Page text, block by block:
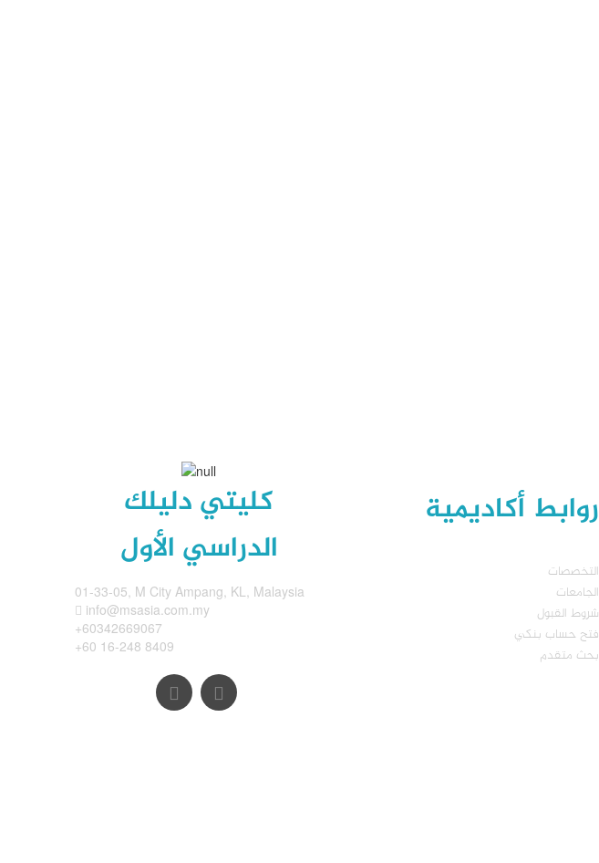
كليتي دليلك
الدراسي الأول
01-33-05, M City Ampang, KL, Malaysia
info@msasia.com.my
+60342669067
+60 16-248 8409
روابط أكاديمية
التخصصات
الجامعات
شروط القبول
فتح حساب بنكي
بحث متقدم